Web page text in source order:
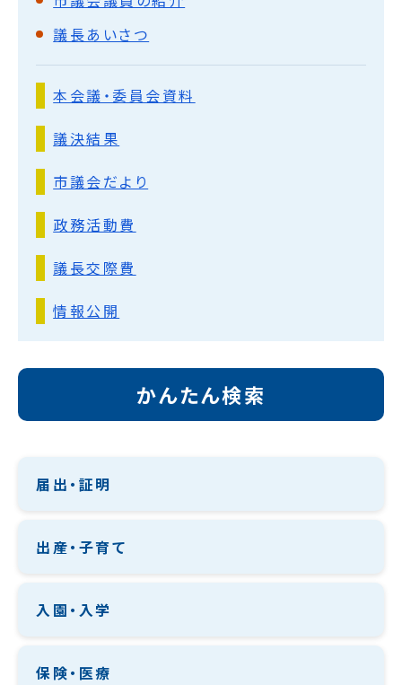
議長あいさつ
本会議・委員会資料
議決結果
市議会だより
政務活動費
議長交際費
情報公開
かんたん検索
届出・証明
出産・子育て
入園・入学
保険・医療